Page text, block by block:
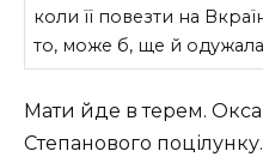
коли її повезти на
то, може б, ще й
Мати йде в терем.
Степанового поцілунку.